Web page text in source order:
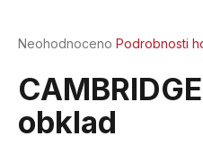
Průměrné
produktu
je
z
Neohodnoceno Podrobnosti
obklad
j
t
?